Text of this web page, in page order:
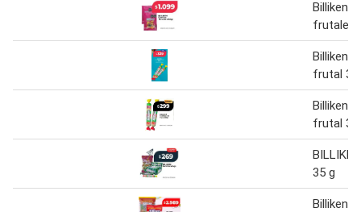
Billiken
frutales
Billiken
frutal 35
Billiken
frutal 35
35 g
Billiken